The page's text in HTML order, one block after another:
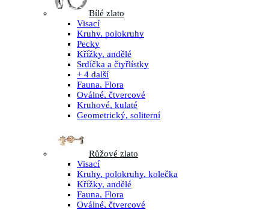
Bílé zlato
Visací
Kruhy, polokruhy
Pecky
Křížky, andělé
Srdíčka a čtyřlístky
+ 4 další
Fauna, Flora
Oválné, čtvercové
Kruhové, kulaté
Geometrický, soliterní
Růžové zlato
Visací
Kruhy, polokruhy, kolečka
Křížky, andělé
Fauna, Flora
Oválné, čtvercové